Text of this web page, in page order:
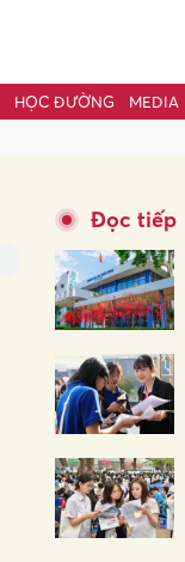
HỌC ĐƯỜNG MEDIA
Đọc tiếp